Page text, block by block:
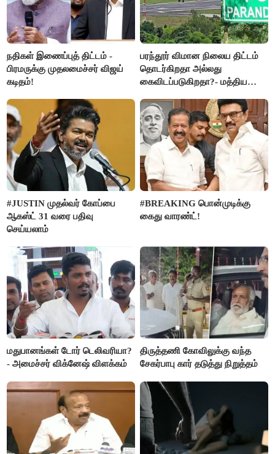
நதிகள் இணைப்புத் திட்டம் -
பிரமருக்கு முதலமைச்சர் விஜய்
கடிதம்!
பரந்தூர் விமான நிலைய திட்டம்
தொடர்கிறதா அல்லது
கைவிடப்படுகிறதா?- மத்திய
#JUSTIN முதல்வர் கோப்பை
ஆகஸ்ட் 31 வரை பதிவு
செய்யலாம்
#BREAKING பொன்முடிக்கு
கைது வாரண்ட்!
மதுபானங்கள் டோர் டெலிவரியா?
- அமைச்சர் விக்னேஷ் விளக்கம்
திருத்தணி கோவிலுக்கு வந்த
சேகர்பாபு கார் தடுத்து நிறுத்தம்